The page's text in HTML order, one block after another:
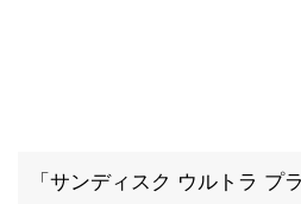
「サンディスク ウルトラ プ